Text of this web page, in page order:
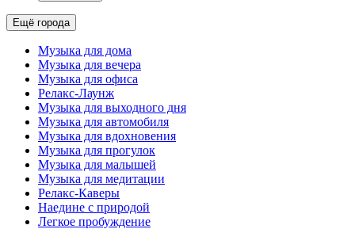
Ещё города
Музыка для дома
Музыка для вечера
Музыка для офиса
Релакс-Лаунж
Музыка для выходного дня
Музыка для автомобиля
Музыка для вдохновения
Музыка для прогулок
Музыка для малышей
Музыка для медитации
Релакс-Каверы
Наедине с природой
Легкое пробуждение